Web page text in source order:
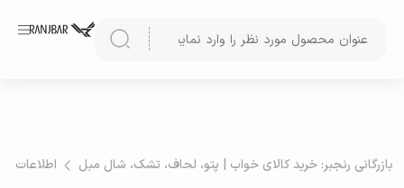
بازرگانی رنجبر: خرید کالای خواب | پتو، لحاف، تشک، شال مبل اطلاعات